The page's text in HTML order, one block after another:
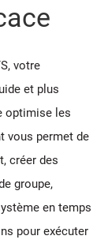
votre
et plus
optimise les
vous permet de
créer des
groupe,
en temps
pour exécuter